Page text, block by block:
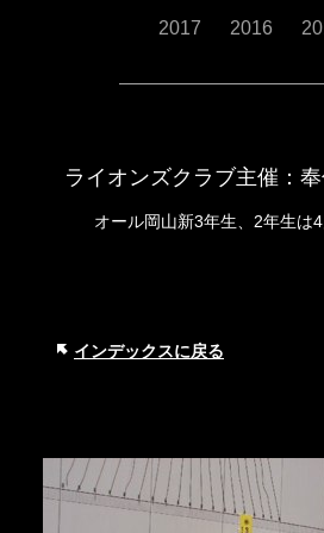
2017 2016
オール岡山新3年生、2年生は
インデックスに戻る
ライオンズクラブ主催：